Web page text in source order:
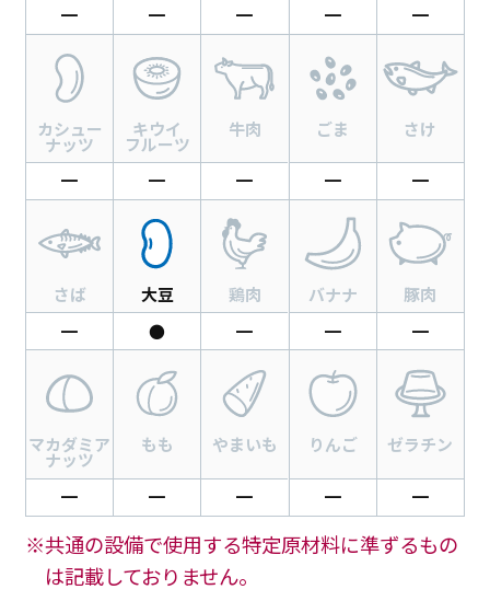
━
━
━
━
━
カシュー
ナッツ
━
キウイ
フルーツ
━
牛肉
━
ごま
━
さけ
━
さば
━
大豆
●
鶏肉
━
バナナ
━
豚肉
━
マカダミア
ナッツ
━
もも
━
やまいも
━
りんご
━
ゼラチン
━
※共通の設備で使用する特定原材料に準ずるもの
は記載しておりません。